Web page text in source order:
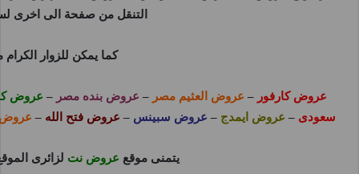
التنقل من صفحة الى اخرى
كما يمكن للزوار
عروض كارفور– عروض العثيم مصر– عروض بنده مصر– عروض
سعودى– عروض ايمدج– عروض سبينس– عروض فتح الله– عروض
يتمنى موقع عروض نت لزائرى